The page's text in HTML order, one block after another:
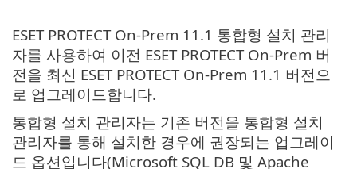
ESET PROTECT On-Prem 11.1 통합형 설치 관리
자를 사용하여 이전 ESET PROTECT On-Prem 버
전을 최신 ESET PROTECT On-Prem 11.1 버전으
로 업그레이드합니다.
통합형 설치 관리자는 기존 버전을 통합형 설치
관리자를 통해 설치한 경우에 권장되는 업그레이
드 옵션입니다(Microsoft SQL DB 및 Apache